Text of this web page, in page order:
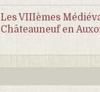
Les VIIIèmes
Châteauneuf en